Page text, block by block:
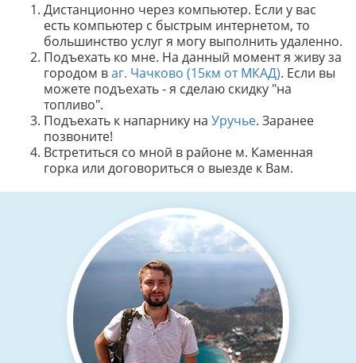
Дистанционно через компьютер. Если у вас
есть компьютер с быстрым интернетом, то
большинство услуг я могу выполнить удаленно.
Подъехать ко мне. На данный момент я живу за
городом ваг. Чачково (15км от МКАД). Если вы
можете подъехать - я сделаю скидку "на
топливо".
Подъехать к напарнику на Уручье. Заранее
позвоните!
Встретиться со мной в районе м. Каменная
горка или договориться о выезде к Вам.